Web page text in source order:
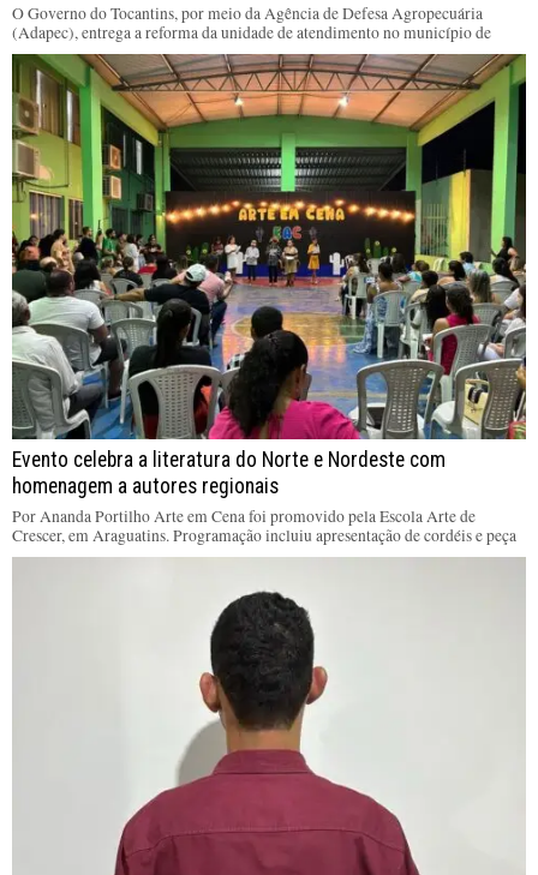
O Governo do Tocantins, por meio da Agência de Defesa Agropecuária
(Adapec), entrega a reforma da unidade de atendimento no município de
Evento celebra a literatura do Norte e Nordeste com
homenagem a autores regionais
Por Ananda Portilho Arte em Cena foi promovido pela Escola Arte de
Crescer, em Araguatins. Programação incluiu apresentação de cordéis e peça